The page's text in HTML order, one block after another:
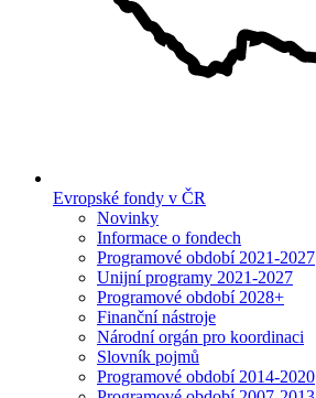
Evropské fondy v ČR
Novinky
Informace o fondech
Programové období 2021-2027
Unijní programy 2021-2027
Programové období 2028+
Finanční nástroje
Národní orgán pro koordinaci
Slovník pojmů
Programové období 2014-2020